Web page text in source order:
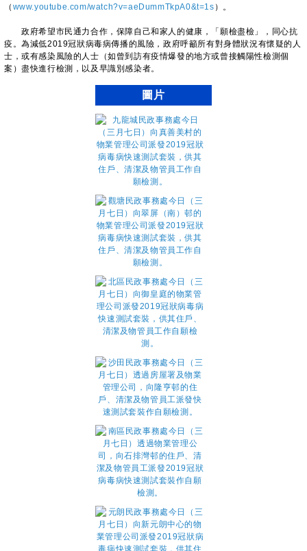
（ www.youtube.com/watch?v=aeDummTkpA0&t=1s ）。
政府希望市民通力合作，保障自己和家人的健康，「願檢盡檢」，同心抗
疫。為減低2019冠狀病毒病傳播的風險，政府呼籲所有對身體狀況有懷疑的人
士，或有感染風險的人士（如曾到訪有疫情爆發的地方或曾接觸陽性檢測個
案）盡快進行檢測，以及早識別感染者。
圖片